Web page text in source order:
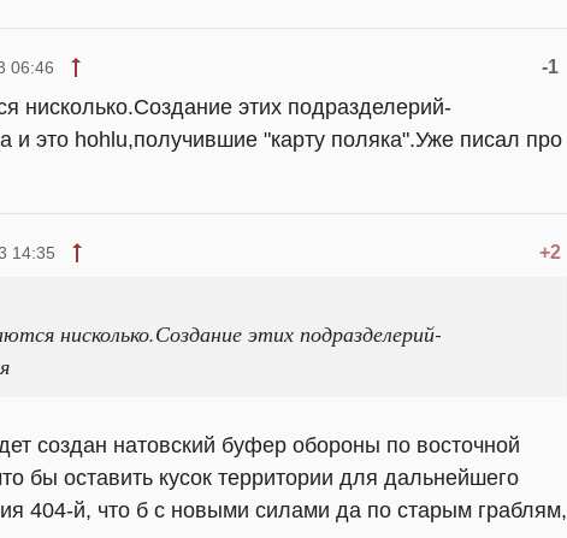
-1
06:46
нисколько.Создание этих подразделерий-
и это hohlu,получившие "карту поляка".Уже писал про
+2
14:35
нисколько.Создание этих подразделерий-
создан натовский буфер обороны по восточной
бы оставить кусок территории для дальнейшего
404-й, что б с новыми силами да по старым граблям,